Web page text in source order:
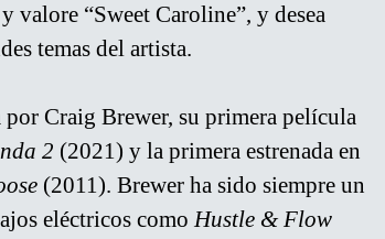
valore “Sweet Caroline”, y desea
temas del artista.
Craig Brewer, su primera película
2 (2021) y la primera estrenada en
(2011). Brewer ha sido siempre un
eléctricos como Hustle & Flow